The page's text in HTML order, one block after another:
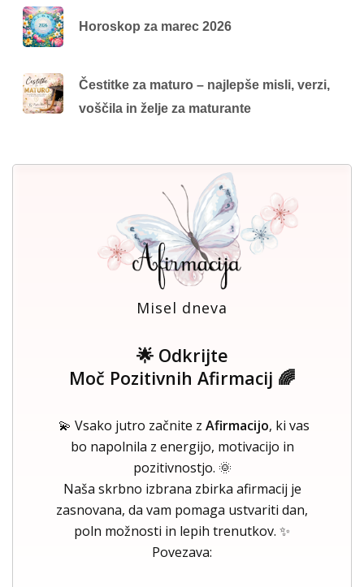
Horoskop za marec 2026
Čestitke za maturo – najlepše misli, verzi,
voščila in želje za maturante
Misel dneva
🌟 Odkrijte
Moč Pozitivnih Afirmacij 🌈
💫 Vsako jutro začnite z Afirmacijo, ki vas
bo napolnila z energijo, motivacijo in
pozitivnostjo. 🌞
Naša skrbno izbrana zbirka afirmacij je
zasnovana, da vam pomaga ustvariti dan,
poln možnosti in lepih trenutkov. ✨
Povezava: